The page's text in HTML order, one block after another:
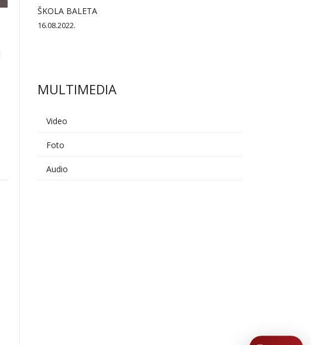
ŠKOLA BALETA
16.08.2022.
MULTIMEDIA
Video
Foto
Audio